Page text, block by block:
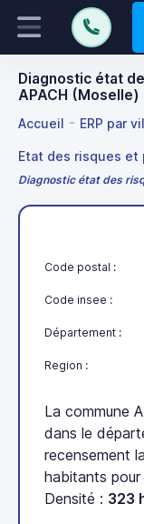
Diagnostic état
APACH (Moselle)
Accueil ERP par
Etat des risques et
Diagnostic état des
Code postal :
Code insee :
Département :
Region :
La commune
dans le
recensement
habitants pour
Densité : 323